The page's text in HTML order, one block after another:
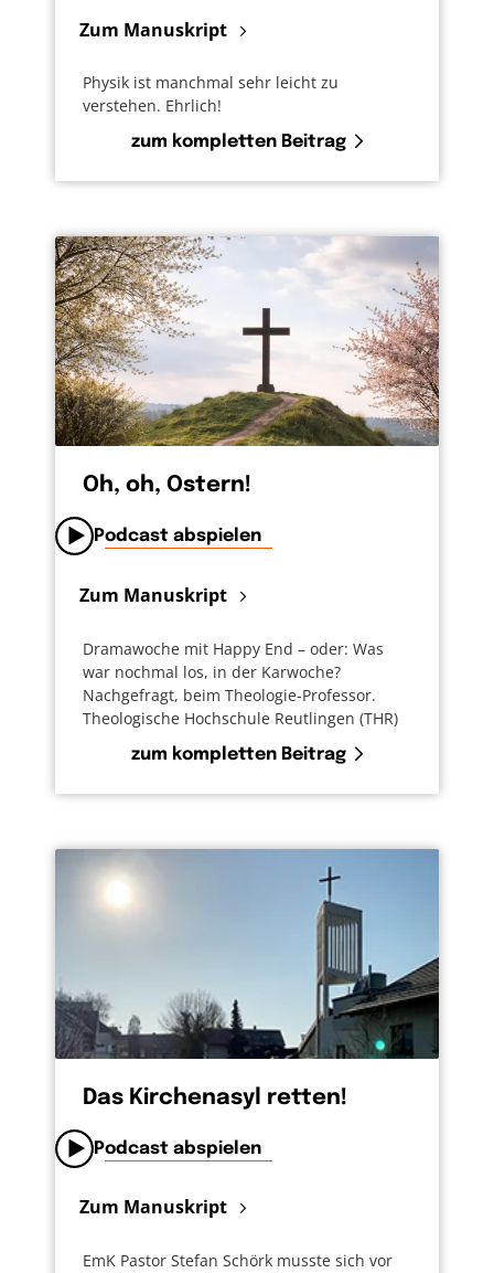
Zum Manuskript
Physik ist manchmal sehr leicht zu
verstehen. Ehrlich!
zum kompletten Beitrag
Oh, oh, Ostern!
Podcast abspielen
Zum Manuskript
Dramawoche mit Happy End – oder: Was
war nochmal los, in der Karwoche?
Nachgefragt, beim Theologie-Professor.
Theologische Hochschule Reutlingen (THR)
zum kompletten Beitrag
Das Kirchenasyl retten!
Podcast abspielen
Zum Manuskript
EmK Pastor Stefan Schörk musste sich vor